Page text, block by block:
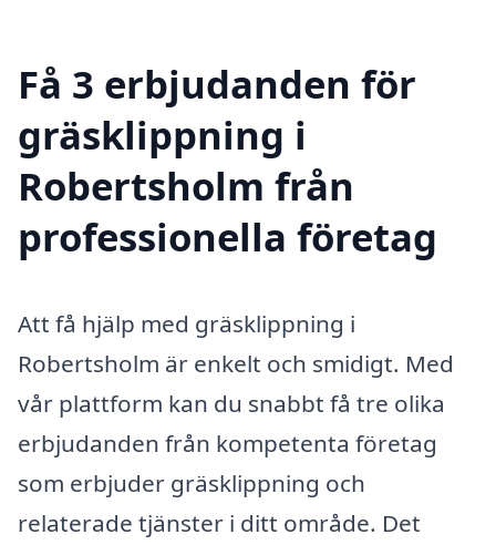
Få 3 erbjudanden för
gräsklippning i
Robertsholm från
professionella företag
Att få hjälp med gräsklippning i
Robertsholm är enkelt och smidigt. Med
vår plattform kan du snabbt få tre olika
erbjudanden från kompetenta företag
som erbjuder gräsklippning och
relaterade tjänster i ditt område. Det